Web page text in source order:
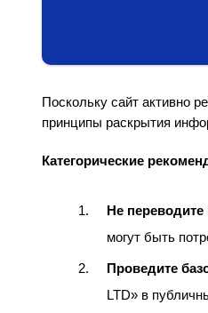
Поскольку сайт активно
принципы раскрытия
Категорические
Не переводите
могут быть
Проведите
LTD» в